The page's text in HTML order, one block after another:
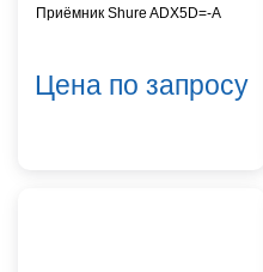
Приёмник Shure ADX5D=-A
Цена по запросу